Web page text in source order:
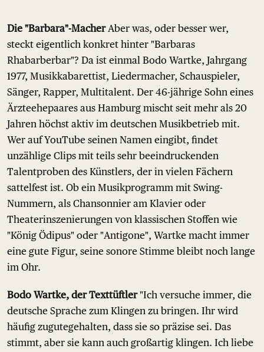
Die "Barbara"-MacherAber was, oder besser wer,
steckt eigentlich konkret hinter "Barbaras
Rhabarberbar"? Da ist einmal Bodo Wartke, Jahrgang
1977, Musikkabarettist, Liedermacher, Schauspieler,
Sänger, Rapper, Multitalent. Der 46-jährige Sohn eines
Ärzteehepaares aus Hamburg mischt seit mehr als 20
Jahren höchst aktiv im deutschen Musikbetrieb mit.
Wer auf YouTube seinen Namen eingibt, findet
unzählige Clips mit teils sehr beeindruckenden
Talentproben des Künstlers, der in vielen Fächern
sattelfest ist. Ob ein Musikprogramm mit Swing-
Nummern, als Chansonnier am Klavier oder
Theaterinszenierungen von klassischen Stoffen wie
"König Ödipus" oder "Antigone", Wartke macht immer
eine gute Figur, seine sonore Stimme bleibt noch lange
im Ohr.
Bodo Wartke, der Texttüftler"Ich versuche immer, die
deutsche Sprache zum Klingen zu bringen. Ihr wird
häufig zugutegehalten, dass sie so präzise sei. Das
stimmt, aber sie kann auch großartig klingen. Ich liebe